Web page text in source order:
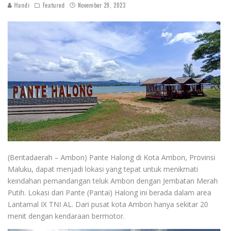
Handi Featured November 29, 2023
(Beritadaerah – Ambon) Pante Halong di Kota Ambon, Provinsi
Maluku, dapat menjadi lokasi yang tepat untuk menikmati
keindahan pemandangan teluk Ambon dengan Jembatan Merah
Putih. Lokasi dari Pante (Pantai) Halong ini berada dalam area
Lantamal IX TNI AL. Dari pusat kota Ambon hanya sekitar 20
menit dengan kendaraan bermotor.